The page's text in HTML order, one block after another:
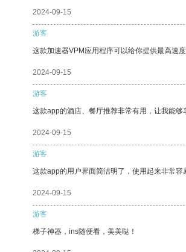
2024-09-15
游客
这款加速器VPM应用程序可以给你提供最高速度
2024-09-15
游客
这款app的酒店、餐厅推荐非常有用，让我能够
2024-09-15
游客
这款app的用户界面简洁明了，使用起来非常容
2024-09-15
游客
梯子神器，ins随便看，美美哒！